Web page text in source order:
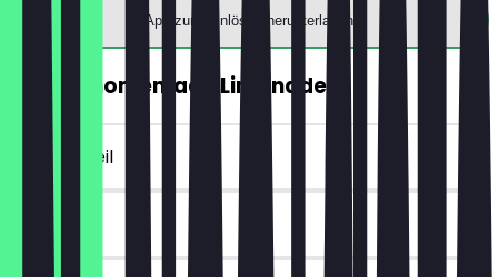
App zum Einlösen herunterladen
GRATIS homemade Limonade
~€ 5 Vorteil
6 Tage